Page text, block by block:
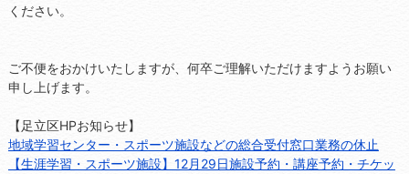
ください。
ご不便をおかけいたしますが、何卒ご理解いただけますようお願い
申し上げます。
【足立区HPお知らせ】
地域学習センター・スポーツ施設などの総合受付窓口業務の休止
【生涯学習・スポーツ施設】12月29日施設予約・講座予約・チケッ